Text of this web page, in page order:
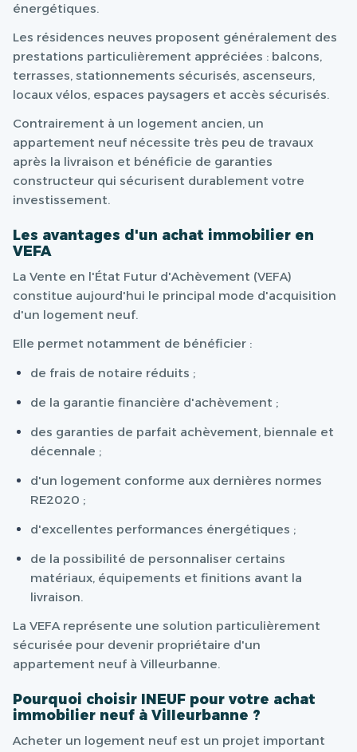
énergétiques.
Les résidences neuves proposent généralement des
prestations particulièrement appréciées : balcons,
terrasses, stationnements sécurisés, ascenseurs,
locaux vélos, espaces paysagers et accès sécurisés.
Contrairement à un logement ancien, un
appartement neuf nécessite très peu de travaux
après la livraison et bénéficie de garanties
constructeur qui sécurisent durablement votre
investissement.
Les avantages d'un achat immobilier en
VEFA
La Vente en l'État Futur d'Achèvement (VEFA)
constitue aujourd'hui le principal mode d'acquisition
d'un logement neuf.
Elle permet notamment de bénéficier :
de frais de notaire réduits ;
de la garantie financière d'achèvement ;
des garanties de parfait achèvement, biennale et
décennale ;
d'un logement conforme aux dernières normes
RE2020 ;
d'excellentes performances énergétiques ;
de la possibilité de personnaliser certains
matériaux, équipements et finitions avant la
livraison.
La VEFA représente une solution particulièrement
sécurisée pour devenir propriétaire d'un
appartement neuf à Villeurbanne.
Pourquoi choisir INEUF pour votre achat
immobilier neuf à Villeurbanne ?
Acheter un logement neuf est un projet important